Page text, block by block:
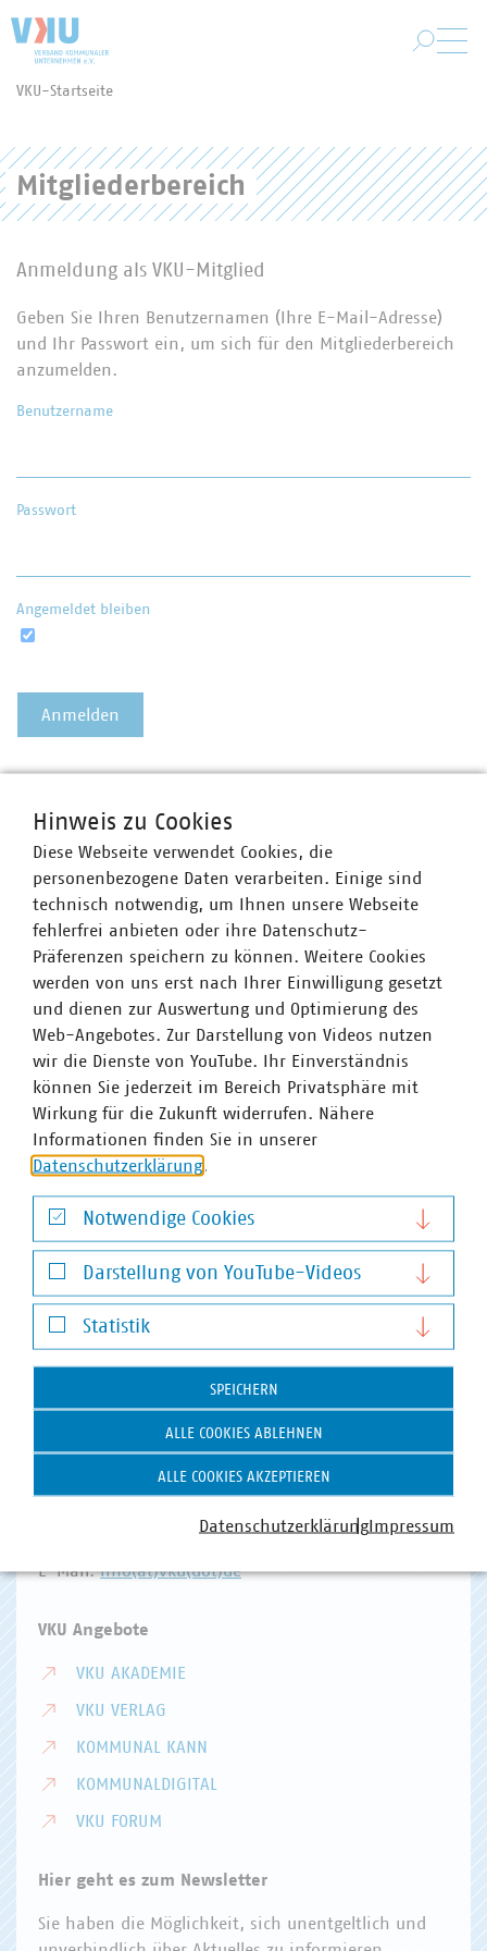
VKU-Startseite
Mitgliederbereich
Anmeldung als VKU-Mitglied
Geben Sie Ihren Benutzernamen (Ihre E-Mail-Adresse)
und Ihr Passwort ein, um sich für den Mitgliederbereich
anzumelden.
Benutzername
Passwort
Angemeldet bleiben
VKU-Bereiche
Zum
Hausanschrift und Kontakt
VKU-Hauptgeschäftsstelle
Invalidenstr. 91
10115 Berlin
E-Mail:info(at)vku(dot)de
VKU Angebote
VKU AKADEMIE
VKU VERLAG
KOMMUNAL KANN
KOMMUNALDIGITAL
VKU FORUM
Hier geht es zum Newsletter
Sie haben die Möglichkeit, sich unentgeltlich und
Hinweis zu Cookies
Diese Webseite verwendet Cookies, die
personenbezogene Daten verarbeiten. Einige sind
technisch notwendig, um Ihnen unsere Webseite
fehlerfrei anbieten oder ihre Datenschutz-
Präferenzen speichern zu können. Weitere Cookies
werden von uns erst nach Ihrer Einwilligung gesetzt
und dienen zur Auswertung und Optimierung des
Web-Angebotes. Zur Darstellung von Videos nutzen
wir die Dienste von YouTube. Ihr Einverständnis
können Sie jederzeit im Bereich Privatsphäre mit
Wirkung für die Zukunft widerrufen. Nähere
Informationen finden Sie in unserer
Datenschutzerklärung.
Notwendige Cookies
Notwendige Cookies
Darstellung von YouTube-Videos
Darstellung von YouTube-Videos
Statistik
Statistik
SPEICHERN
ALLE COOKIES ABLEHNEN
ALLE COOKIES AKZEPTIEREN
DatenschutzerklärungImpressum